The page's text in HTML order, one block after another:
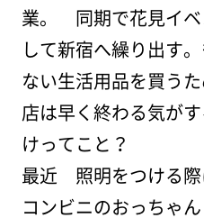
業。 同期で花見イベ
して新宿へ繰り出す
ない生活用品を買う
店は早く終わる気が
けってこと？
最近 照明をつける際
コンビニのおっちゃ